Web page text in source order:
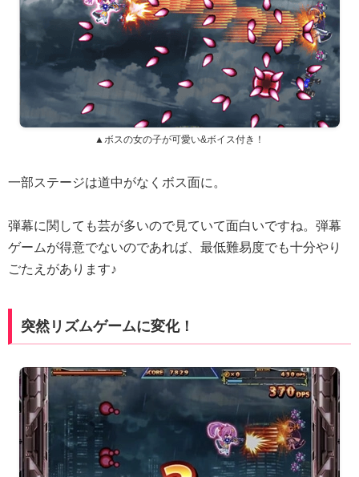
▲ボスの女の子が可愛い&ボイス付き！
一部ステージは道中がなくボス面に。
弾幕に関しても芸が多いので見ていて面白いですね。弾幕
ゲームが得意でないのであれば、最低難易度でも十分やり
ごたえがあります♪
突然リズムゲームに変化！